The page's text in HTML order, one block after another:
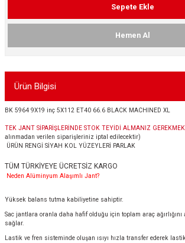
Çelik Jantlar
Jant
Sepete Ekle
Hemen Al
Ürün Bilgisi
BK 5964 9X19 inç 5X112 ET40 66.6 BLACK MACHINED XL
TEK JANT SİPARİŞLERİNDE STOK TEYİDİ ALMANIZ
alınmadan verilen siparişleriniz iptal edilecektir)
ÜRÜN RENGİ SİYAH KOL YÜZEYLERİ PARLAK
TÜM TÜRKİYEYE ÜCRETSİZ KARGO
Neden Alüminyum Alaşımlı Jant?
Yüksek balans tutma kabiliyetine sahiptir.
Sac jantlara oranla daha hafif olduğu için toplam araç
sağlar.
Lastik ve fren sisteminde oluşan ısıyı hızla transfer ederek